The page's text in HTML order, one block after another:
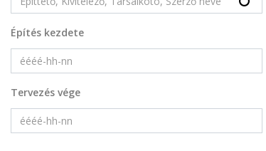
Építés kezdete
Tervezés vége